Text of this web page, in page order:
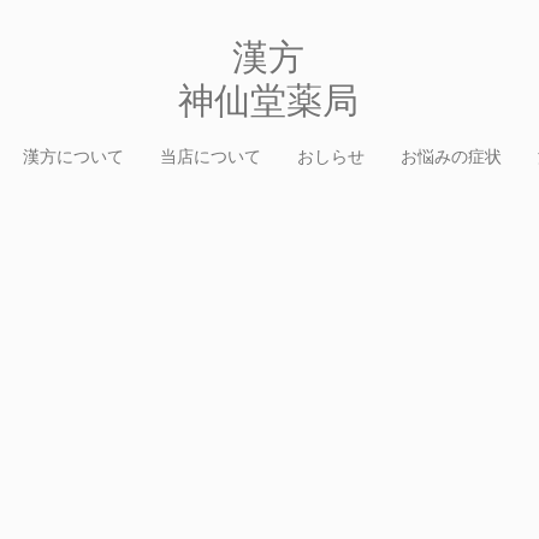
​漢方
​神仙堂薬局
漢方について 当店について おしらせ お悩みの症状